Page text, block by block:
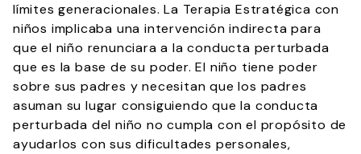
límites generacionales. La Terapia Estratégica con
niños implicaba una intervención indirecta para
que el niño renunciara a la conducta perturbada
que es la base de su poder. El niño tiene poder
sobre sus padres y necesitan que los padres
asuman su lugar consiguiendo que la conducta
perturbada del niño no cumpla con el propósito de
ayudarlos con sus dificultades personales,